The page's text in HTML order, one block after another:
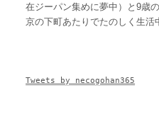
在ジーパン集めに夢中）と9歳
京の下町あたりでたのしく生活
Tweets by necogohan365